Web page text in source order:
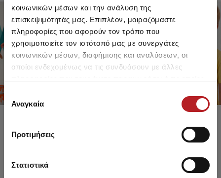
κοινωνικών μέσων και την ανάλυση της
επισκεψιμότητάς μας. Επιπλέον, μοιραζόμαστε
πληροφορίες που αφορούν τον τρόπο που
χρησιμοποιείτε τον ιστότοπό μας με συνεργάτες
κοινωνικών μέσων, διαφήμισης και αναλύσεων, οι
οποίοι ενδεχομένως να τις συνδυάσουν με άλλες
των υπηρεσιών τους.
Επιλογή
συγκατάθεσης
Αναγκαία
Προτιμήσεις
Στατιστικά
FOR GIRLS
UP TO -30%
SHOP SALE
FOR BOYS
UP TO -30%
SHOP SALE